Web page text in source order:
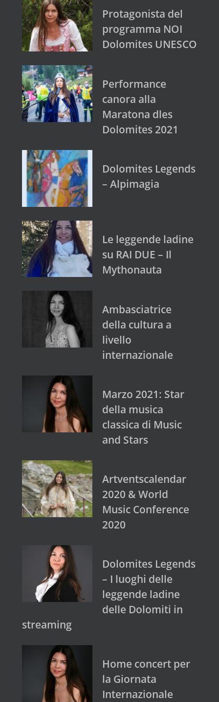
Protagonista del
programma NOI
Dolomites UNESCO
Performance
canora alla
Maratona dles
Dolomites 2021
Dolomites Legends
– Alpimagia
Le leggende ladine
su RAI DUE – Il
Mythonauta
Ambasciatrice
della cultura a
livello
internazionale
Marzo 2021: Star
della musica
classica di Music
and Stars
Artventscalendar
2020 & World
Music Conference
2020
Dolomites Legends
– I luoghi delle
leggende ladine
delle Dolomiti in
streaming
Home concert per
la Giornata
Internazionale